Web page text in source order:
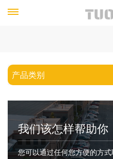
产品类别
我们该怎样帮助你
您可以通过任何您方便的方